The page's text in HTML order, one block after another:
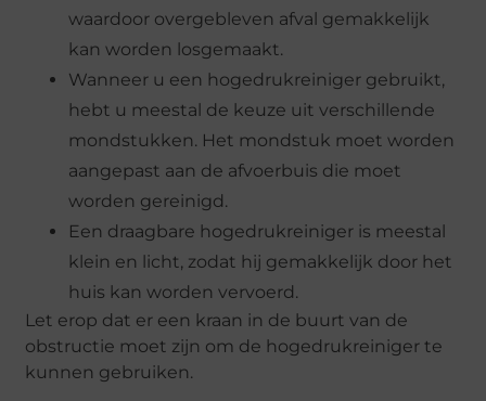
waardoor overgebleven afval gemakkelijk
kan worden losgemaakt.
Wanneer u een hogedrukreiniger gebruikt,
hebt u meestal de keuze uit verschillende
mondstukken. Het mondstuk moet worden
aangepast aan de afvoerbuis die moet
worden gereinigd.
Een draagbare hogedrukreiniger is meestal
klein en licht, zodat hij gemakkelijk door het
huis kan worden vervoerd.
Let erop dat er een kraan in de buurt van de
obstructie moet zijn om de hogedrukreiniger te
kunnen gebruiken.